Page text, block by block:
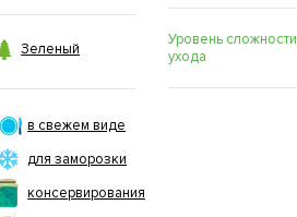
Зеленый
в свежем виде
для заморозки
консервирования
Уровень сложности
ухода